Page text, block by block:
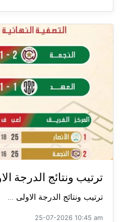
ترتيب ونتائج الدرجة
ترتيب ونتائج الدرجة الاولى ...
25-07-2026 10:45 am